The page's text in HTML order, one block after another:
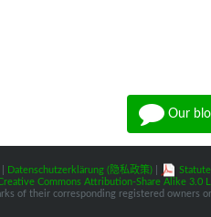
Our
Datenschutzerklärung (隐私政策)
Commons Attribution-Share Alike 3.0
of their corresponding registered owners